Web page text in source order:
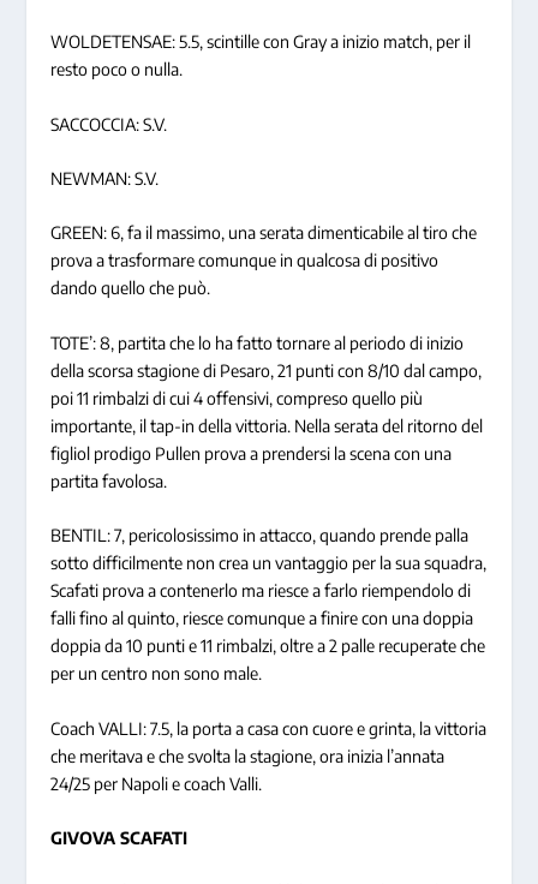
WOLDETENSAE: 5.5, scintille con Gray a inizio match, per il
resto poco o nulla.
SACCOCCIA: S.V.
NEWMAN: S.V.
GREEN: 6, fa il massimo, una serata dimenticabile al tiro che
prova a trasformare comunque in qualcosa di positivo
dando quello che può.
TOTE’: 8, partita che lo ha fatto tornare al periodo di inizio
della scorsa stagione di Pesaro, 21 punti con 8/10 dal campo,
poi 11 rimbalzi di cui 4 offensivi, compreso quello più
importante, il tap-in della vittoria. Nella serata del ritorno del
figliol prodigo Pullen prova a prendersi la scena con una
partita favolosa.
BENTIL: 7, pericolosissimo in attacco, quando prende palla
sotto difficilmente non crea un vantaggio per la sua squadra,
Scafati prova a contenerlo ma riesce a farlo riempendolo di
falli fino al quinto, riesce comunque a finire con una doppia
doppia da 10 punti e 11 rimbalzi, oltre a 2 palle recuperate che
per un centro non sono male.
Coach VALLI: 7.5, la porta a casa con cuore e grinta, la vittoria
che meritava e che svolta la stagione, ora inizia l’annata
24/25 per Napoli e coach Valli.
GIVOVA SCAFATI